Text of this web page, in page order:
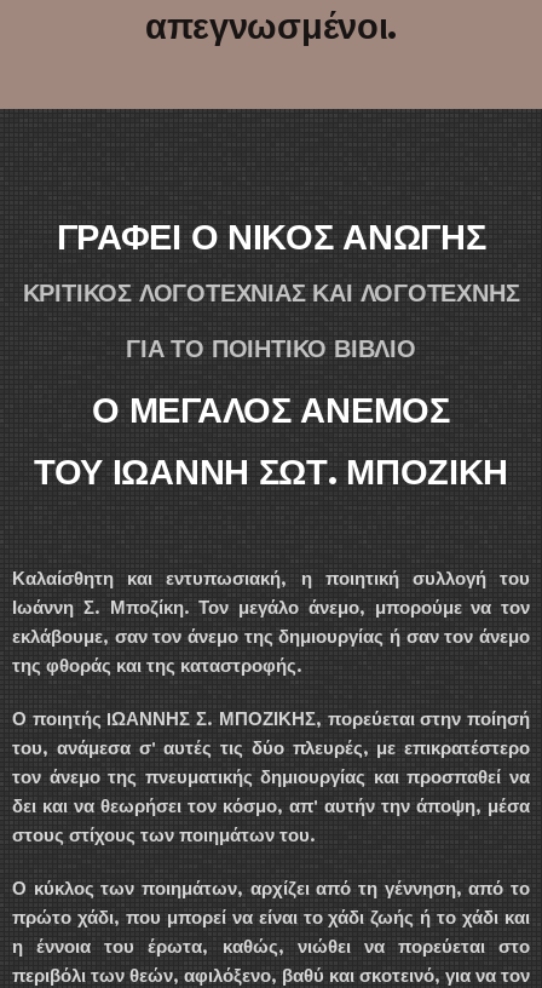
απεγνωσμένοι.
ΓΡΑΦΕΙ Ο ΝΙΚΟΣ ΑΝΩΓΗΣ
ΚΡΙΤΙΚΟΣ ΛΟΓΟΤΕΧΝΙΑΣ ΚΑΙ ΛΟΓΟΤΕΧΝΗΣ
ΓΙΑ ΤΟ ΠΟΙΗΤΙΚΟ ΒΙΒΛΙΟ
Ο ΜΕΓΑΛΟΣ ΑΝΕΜΟΣ
ΤΟΥ ΙΩΑΝΝΗ ΣΩΤ. ΜΠΟΖΙΚΗ
Καλαίσθητη και εντυπωσιακή, η ποιητική συλλογή του
Ιωάννη Σ. Μποζίκη. Τον μεγάλο άνεμο, μπορούμε να τον
εκλάβουμε, σαν τον άνεμο της δημιουργίας ή σαν τον άνεμο
της φθοράς και της καταστροφής.
Ο ποιητής IΩΑΝΝΗΣ Σ. ΜΠΟΖΙΚΗΣ, πορεύεται στην ποίησή
του, ανάμεσα σ' αυτές τις δύο πλευρές, με επικρατέστερο
τον άνεμο της πνευματικής δημιουργίας και προσπαθεί να
δει και να θεωρήσει τον κόσμο, απ' αυτήν την άποψη, μέσα
στους στίχους των ποιημάτων του.
Ο κύκλος των ποιημάτων, αρχίζει από τη γέννηση, από το
πρώτο χάδι, που μπορεί να είναι το χάδι ζωής ή το χάδι και
η έννοια του έρωτα, καθώς, νιώθει να πορεύεται στο
περιβόλι των θεών, αφιλόξενο, βαθύ και σκοτεινό, για να τον